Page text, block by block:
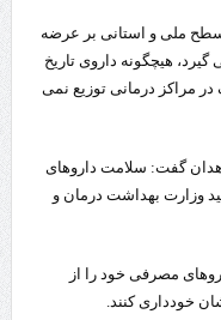
مرز بین‌المللی مهران شود
ملی و استانی بر عرضه
هیچگونه داروی تاریخ
مراکز درمانی توزیع نمی
گفت: سلامت داروهای
وزارت بهداشت درمان و
مصرفی خود را از
خودداری کنند.